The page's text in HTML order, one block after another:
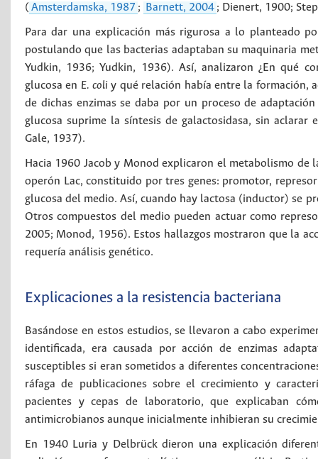
( Amsterdamska, 1987 ; Barnett, 2004 ; Dienert, 1900;
Para dar una explicación más rigurosa a lo planteado
postulando que las bacterias adaptaban su maquinaria
Yudkin, 1936; Yudkin, 1936). Así, analizaron ¿En qué
glucosa en E. coli y qué relación había entre la formación,
de dichas enzimas se daba por un proceso de
glucosa suprime la síntesis de galactosidasa, sin aclarar
Gale, 1937).
Hacia 1960 Jacob y Monod explicaron el metabolismo de
operón Lac, constituido por tres genes: promotor,
glucosa del medio. Así, cuando hay lactosa (inductor) se
Otros compuestos del medio pueden actuar como
2005; Monod, 1956). Estos hallazgos mostraron que la
requería análisis genético.
Explicaciones a la resistencia bacteriana
Basándose en estos estudios, se llevaron a cabo
identificada, era causada por acción de enzimas
susceptibles si eran sometidos a diferentes
ráfaga de publicaciones sobre el crecimiento y
pacientes y cepas de laboratorio, que explicaban
antimicrobianos aunque inicialmente inhibieran su
En 1940 Luria y Delbrück dieron una explicación